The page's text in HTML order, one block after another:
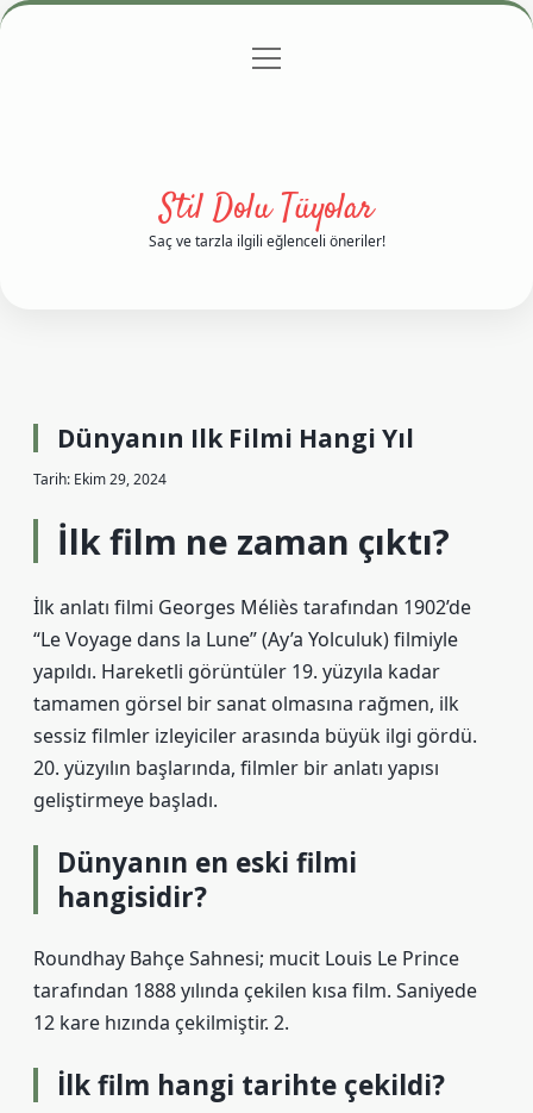
Gizlilik Politikası
menüyü
Stil Dolu Tüyolar
Saç ve tarzla ilgili eğlenceli öneriler!
Dünyanın Ilk Filmi Hangi Yıl
Tarih: Ekim 29, 2024
İlk film ne zaman çıktı?
İlk anlatı filmi Georges Méliès tarafından 1902’de
“Le Voyage dans la Lune” (Ay’a Yolculuk) filmiyle
yapıldı. Hareketli görüntüler 19. yüzyıla kadar
tamamen görsel bir sanat olmasına rağmen, ilk
sessiz filmler izleyiciler arasında büyük ilgi gördü.
20. yüzyılın başlarında, filmler bir anlatı yapısı
geliştirmeye başladı.
Dünyanın en eski filmi
hangisidir?
Roundhay Bahçe Sahnesi; mucit Louis Le Prince
tarafından 1888 yılında çekilen kısa film. Saniyede
12 kare hızında çekilmiştir. 2.
İlk film hangi tarihte çekildi?